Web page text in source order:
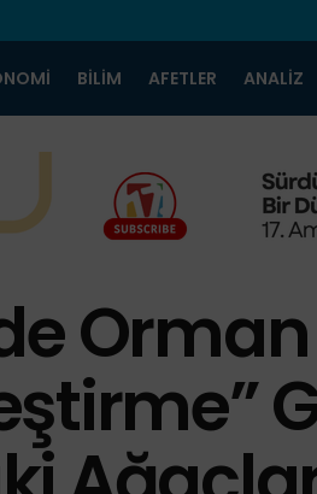
BILIM AFETLER ANALIZ
Orman